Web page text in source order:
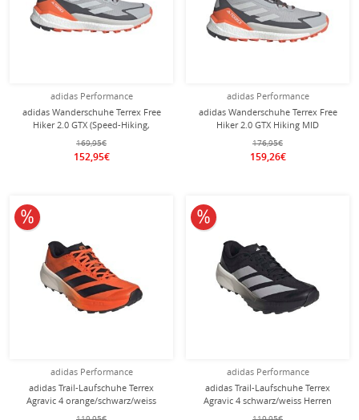
adidas Performance
adidas Wanderschuhe Terrex Free
Hiker 2.0 GTX (Speed-Hiking,
wasserdicht) grau/orange Herren
169,95€
152,95€
adidas Performance
adidas Wanderschuhe Terrex Free
Hiker 2.0 GTX Hiking MID
(wasserdicht) grau/carbon/orange
Herren
176,95€
159,26€
adidas Performance
adidas Trail-Laufschuhe Terrex
Agravic 4 orange/schwarz/weiss
Herren
10% reduziert
adidas Performance
adidas Trail-Laufschuhe Terrex
Agravic 4 schwarz/weiss Herren
10% reduziert